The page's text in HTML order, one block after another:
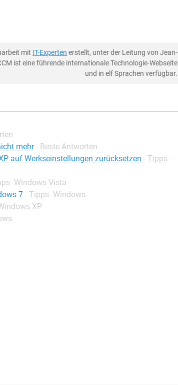
mit IT-Experten erstellt, unter der Leitung von Jean-
ist eine führende internationale Technologie-Webseite
und in elf Sprachen verfügbar.
mehr - Beste Antworten
auf Werkseinstellungen zurücksetzen - Tipps -
-Windows Vista
7 - Tipps -Windows
XP